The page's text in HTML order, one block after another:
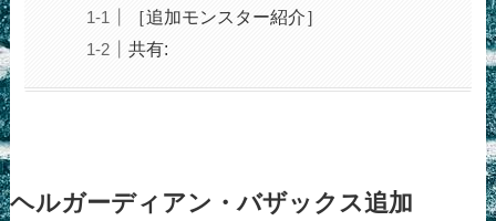
［追加モンスター紹介］
共有:
ヘルガーディアン・バザックス追加